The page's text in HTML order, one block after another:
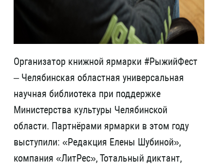
Организатор книжной ярмарки #РыжийФест
– Челябинская областная универсальная
научная библиотека при поддержке
Министерства культуры Челябинской
области. Партнёрами ярмарки в этом году
выступили: «Редакция Елены Шубиной»,
компания «ЛитРес», Тотальный диктант,